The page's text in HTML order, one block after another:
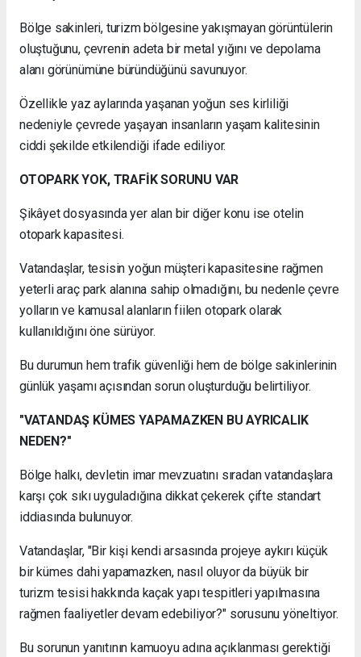
Bölge sakinleri, turizm bölgesine yakışmayan görüntülerin
oluştuğunu, çevrenin adeta bir metal yığını ve depolama
alanı görünümüne büründüğünü savunuyor.
Özellikle yaz aylarında yaşanan yoğun ses kirliliği
nedeniyle çevrede yaşayan insanların yaşam kalitesinin
ciddi şekilde etkilendiği ifade ediliyor.
OTOPARK YOK, TRAFİK SORUNU VAR
Şikâyet dosyasında yer alan bir diğer konu ise otelin
otopark kapasitesi.
Vatandaşlar, tesisin yoğun müşteri kapasitesine rağmen
yeterli araç park alanına sahip olmadığını, bu nedenle çevre
yolların ve kamusal alanların fiilen otopark olarak
kullanıldığını öne sürüyor.
Bu durumun hem trafik güvenliği hem de bölge sakinlerinin
günlük yaşamı açısından sorun oluşturduğu belirtiliyor.
"VATANDAŞ KÜMES YAPAMAZKEN BU AYRICALIK
NEDEN?"
Bölge halkı, devletin imar mevzuatını sıradan vatandaşlara
karşı çok sıkı uyguladığına dikkat çekerek çifte standart
iddiasında bulunuyor.
Vatandaşlar, "Bir kişi kendi arsasında projeye aykırı küçük
bir kümes dahi yapamazken, nasıl oluyor da büyük bir
turizm tesisi hakkında kaçak yapı tespitleri yapılmasına
rağmen faaliyetler devam edebiliyor?" sorusunu yöneltiyor.
Bu sorunun yanıtının kamuoyu adına açıklanması gerektiği